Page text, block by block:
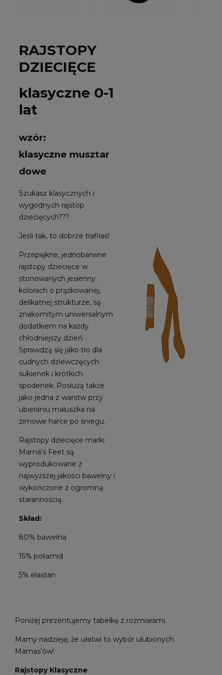
RAJSTOPY
DZIECIĘCE
klasyczne 0-1
lat
wzór:
klasyczne musztar
dowe
Szukasz klasycznych i
wygodnych rajstop
dziecięcych???
Jeśli tak, to dobrze trafiłaś!
Przepiękne, jednobarwne
rajstopy dziecięce w
stonowanych jesienny
kolorach o prążkowanej,
delikatnej strukturze, są
znakomitym uniwersalnym
dodatkiem na każdy
chłodniejszy dzień.
Sprawdzą się jako tło dla
cudnych dziewczęcych
sukienek i krótkich
spodenek. Posłużą także
jako jedna z warstw przy
ubieraniu maluszka na
zimowe harce po śniegu.
Rajstopy dziecięce marki
Mama's Feet są
wyprodukowane z
najwyższej jakości bawełny i
wykończone z ogromną
starannością.
Skład:
80% bawełna
15% poliamid
5% elastan
Poniżej prezentujemy tabelkę z rozmiarami.
Mamy nadzieję, że ułatwi to wybór ulubionych
Mamas'ów!
Rajstopy Klasyczne